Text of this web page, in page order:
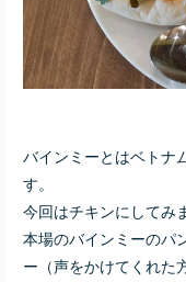
バインミーとはベトナ
す。
今回はチキンにしてみ
本場のバインミーのパ
ー（声をかけてくれた